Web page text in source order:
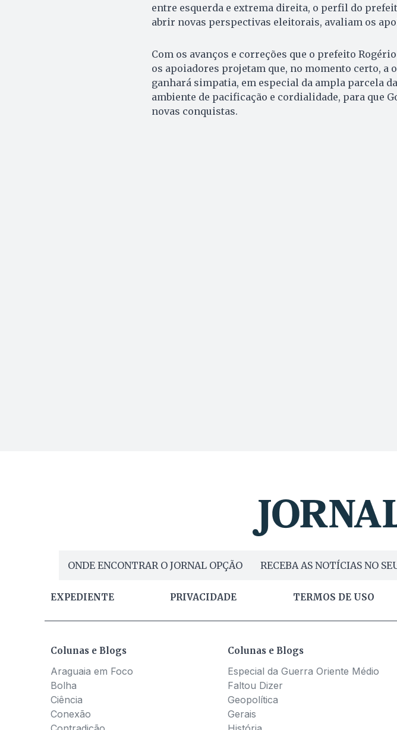
entre esquerda e extrema direita, o perfil do
abrir novas perspectivas eleitorais, avaliam os
Com os avanços e correções que o prefeito
os apoiadores projetam que, no momento certo, a
ganhará simpatia, em especial da ampla parcela
ambiente de pacificação e cordialidade, para que
novas conquistas.
ONDE ENCONTRAR O JORNAL OPÇÃO RECEBA AS NOTÍCIAS NO
EXPEDIENTE PRIVACIDADE TERMOS DE USO
Colunas e Blogs
Araguaia em Foco
Bolha
Ciência
Conexão
Colunas e Blogs
Especial da Guerra Oriente Médio
Faltou Dizer
Geopolítica
Gerais